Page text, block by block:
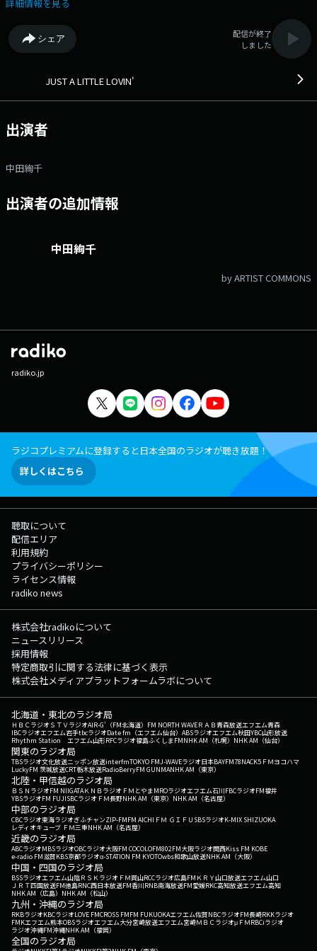
2026年はどんな年に？ ▼5:35「FIND MYSELF」 様々な話題があった
2025年。 活躍した人は誰なのか！？ 四半期それぞれ、番組が独自に選
び、MVPを発表します！ ▼番組へもご参加ください！ #JLL813 をつ
FEATHER / BILLIE EILISH 05:07 MVP / MICHELLE 05:17 ALA&MOANA /
ちゃん / りっちゃん＆シンガーさんたち 05:46 TWILIGHT ZONE / ARIANA
GRANDE 05:52 おつかれSUMMER / HALCALI TOWA TEI(5:12ごろ出
詳細情報を見る
シェア
配信が終了
しました
JUST A LITTLE LOVIN'
出演者
中田絢千
出演者の追加情報
中田絢千
by ARTIST COMMONS
radiko.jp
ラジコプレミアムに登録すると日本全国のラジオが聴き放題！
詳しくはこちら
聴取について
配信エリア
利用規約
プライバシーポリシー
ライセンス情報
radiko news
株式会社radikoについて
ニュースリリース
採用情報
特定商取引に関する法律に基づく表示
株式会社メディアプラットフォームラボについて
北海道・東北のラジオ局
ＨＢＣラジオＳＴＶラジオAIR-G'（FM北海道） FM NORTH WAVEＲＡＢ青森放送エフエム青森
IBCラジオエフエム岩手tbcラジオDate fm（エフエム仙台） ABSラジオエフエム秋田YBC山形放送
Rhythm Station エフエム山形RFCラジオ福島ふくしまFMNHK AM（札幌） NHK AM（仙台）
関東のラジオ局
TBSラジオ文化放送ニッポン放送interfmTOKYO FMJ-WAVEラジオ日本BAYFM78NACK5 ＦＭヨコハマ
LuckyFM 茨城放送CRT栃木放送RadioBerryFM GUNMANHK AM（東京）
北陸・甲信越のラジオ局
ＢＳＮラジオFM NIIGATAＫＮＢラジオ ＦＭとやまMROラジオエフエム石川FBCラジオFM福井
YBSラジオFM FUJISBCラジオ ＦＭ長野NHK AM（東京） NHK AM（名古屋）
中部のラジオ局
CBCラジオ東海ラジオぎふチャンZIP-FMFM AICHI ＦＭ ＧＩＦＵ SBSラジオK-MIX SHIZUOKA
レディオキューブ ＦＭ三重NHK AM（名古屋）
近畿のラジオ局
ABCラジオMBSラジオOBCラジオ大阪FM COCOLOFM802FM大阪ラジオ関西Kiss FM KOBE
e-radio FM滋賀KBS京都ラジオα-STATION FM KYOTOwbs和歌山放送NHK AM（大阪）
中国・四国のラジオ局
BSSラジオエフエム山陰ＲＳＫラジオ ＦＭ岡山RCCラジオ広島FM ＫＲＹ山口放送エフエム山口
ＪＲＴ四国放送FM徳島RNC西日本放送FM香川RNB南海放送FM愛媛RKC高知放送エフエム高知
NHK AM（広島） NHK AM（松山）
九州・沖縄のラジオ局
RKBラジオKBCラジオLOVE FMCROSS FMFM FUKUOKAエフエム佐賀NBCラジオFM長崎RKKラジオ
FMKエフエム熊本OBSラジオエフエム大分宮崎放送エフエム宮崎ＭＢＣラジオμＦＭRBCiラジオ
ラジオ沖縄FM沖縄NHK AM（福岡）
全国のラジオ局